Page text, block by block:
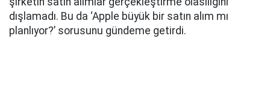
dışlamadı. Bu da ‘Apple büyük bir satın alım mı
planlıyor?’ sorusunu gündeme getirdi.